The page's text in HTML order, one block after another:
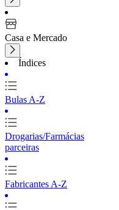
Casa e Mercado
Índices
Bulas A-Z
Drogarias/Farmácias
parceiras
Fabricantes A-Z